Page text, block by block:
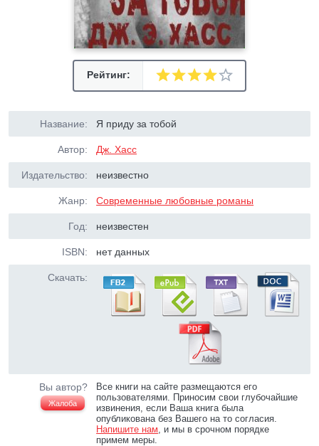
Рейтинг:
Название: Я приду за тобой
Автор: Дж. Хасс
Издательство: неизвестно
Жанр: Современные любовные романы
Год: неизвестен
ISBN: нет данных
Скачать:
Вы автор?
Жалоба
Все книги на сайте размещаются его
пользователями. Приносим свои глубочайшие
извинения, если Ваша книга была
опубликована без Вашего на то согласия.
Напишите нам, и мы в срочном порядке
примем меры.